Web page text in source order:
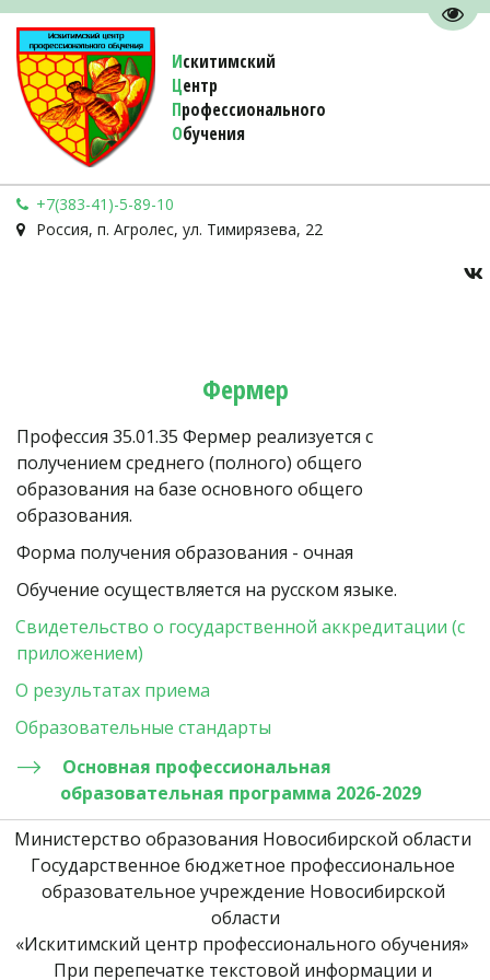
Искитимский
Центр
Профессионального
Обучения
+7(383-41)-5-89-10
Россия, п. Агролес, ул. Тимирязева, 22
Фермер
Профессия 35.01.35 Фермер реализуется с
получением среднего (полного) общего
образования на базе основного общего
образования.
Форма получения образования - очная
Обучение осуществляется на русском языке.
Свидетельство о государственной аккредитации (с
приложением)
О результатах приема
Образовательные стандарты
Основная профессиональная
образовательная программа 2026-2029
Министерство образования Новосибирской области
Государственное бюджетное профессиональное
образовательное учреждение Новосибирской
области
«Искитимский центр профессионального обучения»
При перепечатке текстовой информации и